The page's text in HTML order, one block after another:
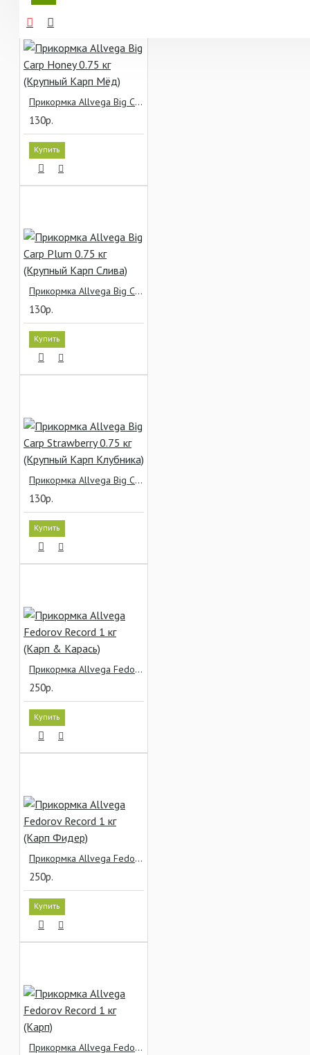
Прикормка Allvega Big Carp Honey 0.75 кг (Крупный Карп Мёд)
130р.
Купить
Прикормка Allvega Big Carp Plum 0.75 кг (Крупный Карп Слива)
130р.
Купить
Прикормка Allvega Big Carp Strawberry 0.75 кг (Крупный Карп Клубника)
130р.
Купить
Прикормка Allvega Fedorov Record 1 кг (Карп & Карась)
250р.
Купить
Прикормка Allvega Fedorov Record 1 кг (Карп Фидер)
250р.
Купить
Прикормка Allvega Fedorov Record 1 кг (Карп)